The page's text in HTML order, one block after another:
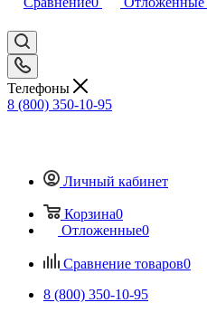
Телефоны
8 (800) 350-10-95
Личный кабинет
Корзина0
Отложенные0
Сравнение товаров0
8 (800) 350-10-95